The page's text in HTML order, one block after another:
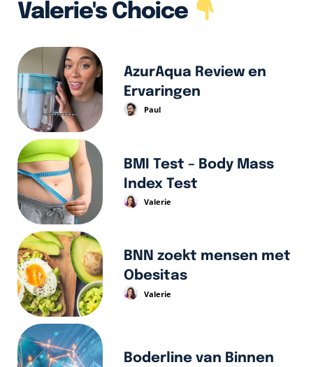
Valerie's Choice
AzurAqua Review en
Ervaringen
Paul
BMI Test – Body Mass
Index Test
Valerie
BNN zoekt mensen met
Obesitas
Valerie
Boderline van Binnen